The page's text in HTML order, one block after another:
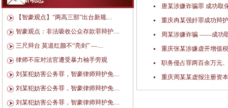
【智豪观点】“两高三部”出台新规....
智豪观点：非法吸收公众存款罪辩护....
三尺辩台 莫道红颜不“亮剑” —....
律师不应对法官遭受暴力袖手旁观
刘某犯妨害公务罪，智豪律师辩护免....
刘某犯妨害公务罪，智豪律师辩护免....
刘某犯妨害公务罪，智豪律师辩护免....
唐某涉嫌诈骗罪 成功取
重庆冉某强奸罪成功辩
周某涉嫌诈骗 ——成功
重庆张某涉嫌虚开增值
职务侵占罪两百余万元
重庆周某某虚报注册资